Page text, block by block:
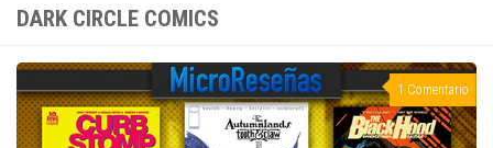
DARK CIRCLE COMICS
1 Comentario